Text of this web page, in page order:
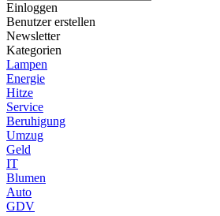
Einloggen
Benutzer erstellen
Newsletter
Kategorien
Lampen
Energie
Hitze
Service
Beruhigung
Umzug
Geld
IT
Blumen
Auto
GDV